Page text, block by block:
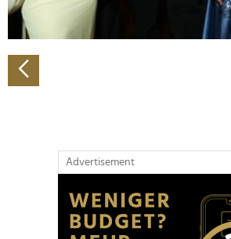
analysieren. Außerdem geben wir
Verwendung unserer Website an
Partner führen diese Informationen
weiteren Daten zusammen, die Sie
Advertisement